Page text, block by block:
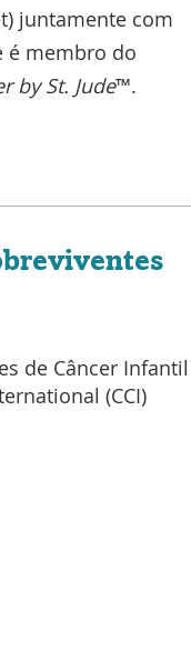
juntamente com
é membro do
by St. Jude™.
de Câncer Infantil
(CCI)